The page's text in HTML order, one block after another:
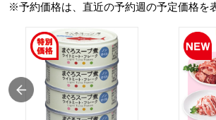
※予約価格は、直近の予約週の予定価格を